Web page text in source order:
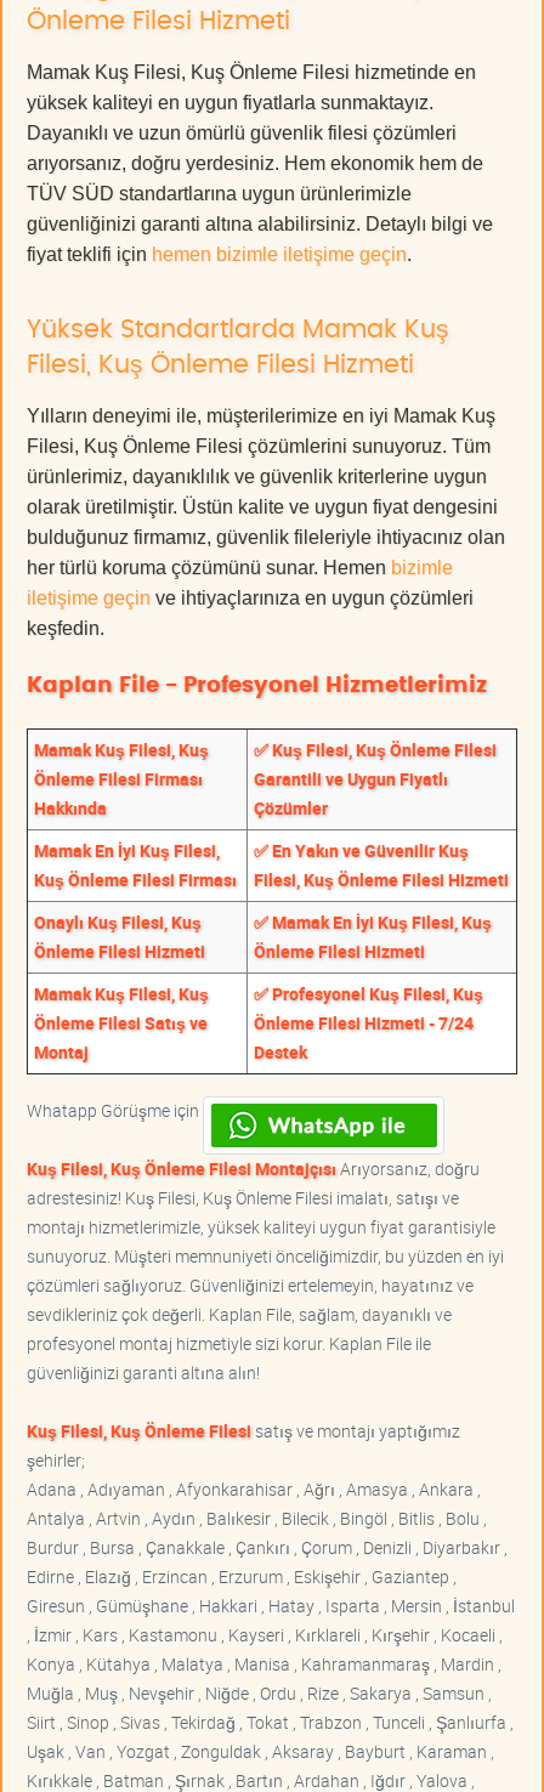
Önleme Filesi Hizmeti
Mamak Kuş Filesi, Kuş Önleme Filesi hizmetinde en
yüksek kaliteyi en uygun fiyatlarla sunmaktayız.
Dayanıklı ve uzun ömürlü güvenlik filesi çözümleri
arıyorsanız, doğru yerdesiniz. Hem ekonomik hem de
TÜV SÜD standartlarına uygun ürünlerimizle
güvenliğinizi garanti altına alabilirsiniz. Detaylı bilgi ve
fiyat teklifi için hemen bizimle iletişime geçin.
Yüksek Standartlarda Mamak Kuş
Filesi, Kuş Önleme Filesi Hizmeti
Yılların deneyimi ile, müşterilerimize en iyi Mamak Kuş
Filesi, Kuş Önleme Filesi çözümlerini sunuyoruz. Tüm
ürünlerimiz, dayanıklılık ve güvenlik kriterlerine uygun
olarak üretilmiştir. Üstün kalite ve uygun fiyat dengesini
bulduğunuz firmamız, güvenlik fileleriyle ihtiyacınız olan
her türlü koruma çözümünü sunar. Hemen bizimle
iletişime geçin ve ihtiyaçlarınıza en uygun çözümleri
keşfedin.
Kaplan File - Profesyonel Hizmetlerimiz
Mamak Kuş Filesi, Kuş
Önleme Filesi Firması
Hakkında
✅ Kuş Filesi, Kuş Önleme Filesi
Garantili ve Uygun Fiyatlı
Çözümler
Mamak En İyi Kuş Filesi,
Kuş Önleme Filesi Firması
✅ En Yakın ve Güvenilir Kuş
Filesi, Kuş Önleme Filesi Hizmeti
Onaylı Kuş Filesi, Kuş
Önleme Filesi Hizmeti
✅ Mamak En İyi Kuş Filesi, Kuş
Önleme Filesi Hizmeti
Mamak Kuş Filesi, Kuş
Önleme Filesi Satış ve
Montaj
✅ Profesyonel Kuş Filesi, Kuş
Önleme Filesi Hizmeti - 7/24
Destek
Whatapp Görüşme için
Kuş Filesi, Kuş Önleme Filesi MontajçısıArıyorsanız, doğru
adrestesiniz! Kuş Filesi, Kuş Önleme Filesi imalatı, satışı ve
montajı hizmetlerimizle, yüksek kaliteyi uygun fiyat garantisiyle
sunuyoruz. Müşteri memnuniyeti önceliğimizdir, bu yüzden en iyi
çözümleri sağlıyoruz. Güvenliğinizi ertelemeyin, hayatınız ve
sevdikleriniz çok değerli. Kaplan File, sağlam, dayanıklı ve
profesyonel montaj hizmetiyle sizi korur. Kaplan File ile
güvenliğinizi garanti altına alın!
Kuş Filesi, Kuş Önleme Filesisatış ve montajı yaptığımız
şehirler;
Adana , Adıyaman , Afyonkarahisar , Ağrı , Amasya , Ankara ,
Antalya , Artvin , Aydın , Balıkesir , Bilecik , Bingöl , Bitlis , Bolu ,
Burdur , Bursa , Çanakkale , Çankırı , Çorum , Denizli , Diyarbakır ,
Edirne , Elazığ , Erzincan , Erzurum , Eskişehir , Gaziantep ,
Giresun , Gümüşhane , Hakkari , Hatay , Isparta , Mersin , İstanbul
, İzmir , Kars , Kastamonu , Kayseri , Kırklareli , Kırşehir , Kocaeli ,
Konya , Kütahya , Malatya , Manisa , Kahramanmaraş , Mardin ,
Muğla , Muş , Nevşehir , Niğde , Ordu , Rize , Sakarya , Samsun ,
Siirt , Sinop , Sivas , Tekirdağ , Tokat , Trabzon , Tunceli , Şanlıurfa ,
Uşak , Van , Yozgat , Zonguldak , Aksaray , Bayburt , Karaman ,
Kırıkkale , Batman , Şırnak , Bartın , Ardahan , Iğdır , Yalova ,